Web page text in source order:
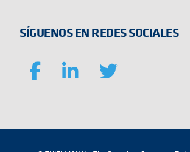
SÍGUENOS EN REDES SOCIALES